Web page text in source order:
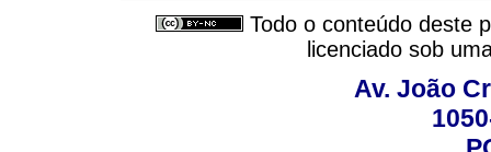
Todo o conteúdo deste
licenciado sob
Av. João